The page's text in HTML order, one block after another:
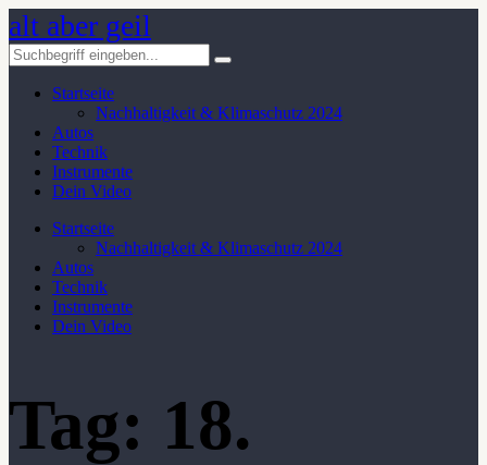
alt aber geil
Startseite
Nachhaltigkeit & Klimaschutz 2024
Autos
Technik
Instrumente
Dein Video
Startseite
Nachhaltigkeit & Klimaschutz 2024
Autos
Technik
Instrumente
Dein Video
Tag: 18.